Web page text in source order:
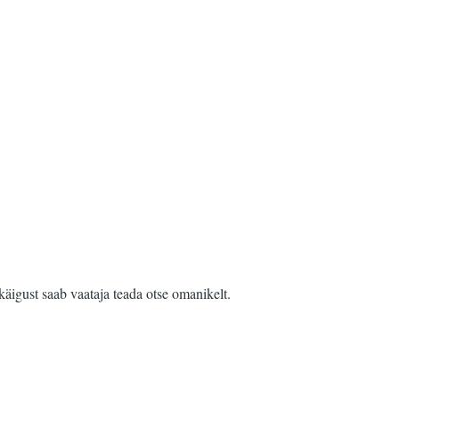
saab vaataja teada otse omanikelt.